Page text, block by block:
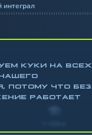
КУКИ НА ВСЕХ
ПОТОМУ ЧТО БЕЗ
РАБОТАЕТ